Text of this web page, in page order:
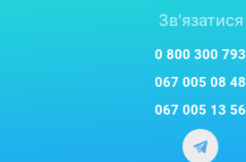
Зв'язатися
0 800 300 793
067 005 08 48
067 005 13 56